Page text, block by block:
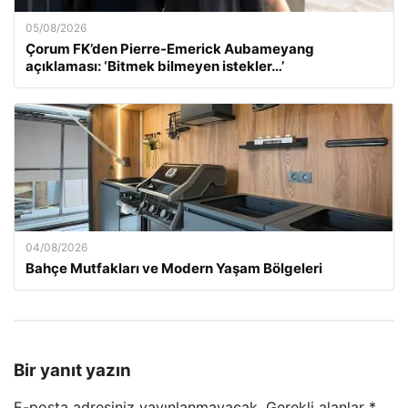
05/08/2026
Çorum FK’den Pierre-Emerick Aubameyang
açıklaması: ‘Bitmek bilmeyen istekler…’
04/08/2026
Bahçe Mutfakları ve Modern Yaşam Bölgeleri
Bir yanıt yazın